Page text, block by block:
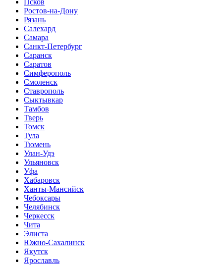
Псков
Ростов-на-Дону
Рязань
Салехард
Самара
Санкт-Петербург
Саранск
Саратов
Симферополь
Смоленск
Ставрополь
Сыктывкар
Тамбов
Тверь
Томск
Тула
Тюмень
Улан-Удэ
Ульяновск
Уфа
Хабаровск
Ханты-Мансийск
Чебоксары
Челябинск
Черкесск
Чита
Элиста
Южно-Сахалинск
Якутск
Ярославль